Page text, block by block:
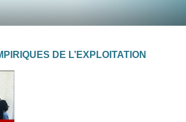
DE L’EXPLOITATION